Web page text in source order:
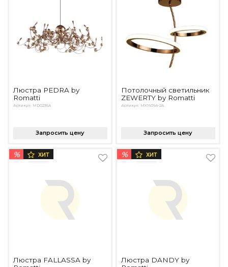
Люстра PEDRA by
Romatti
Артикул: MD0236A
Запросить цену
Потолочный светильник
ZEWERTY by Romatti
Артикул: MX1609A-2A
Запросить цену
% ХИТ
Люстра FALLASSA by
% ХИТ
Люстра DANDY by